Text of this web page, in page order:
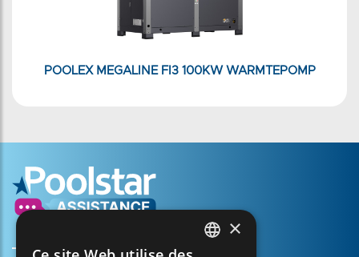
POOLEX MEGALINE FI3 100KW WARMTEPOMP
×